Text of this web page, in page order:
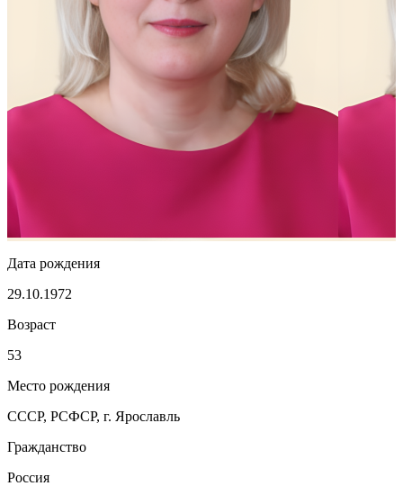
Дата рождения
29.10.1972
Возраст
53
Место рождения
CCCР, РСФСР, г. Ярославль
Гражданство
Россия